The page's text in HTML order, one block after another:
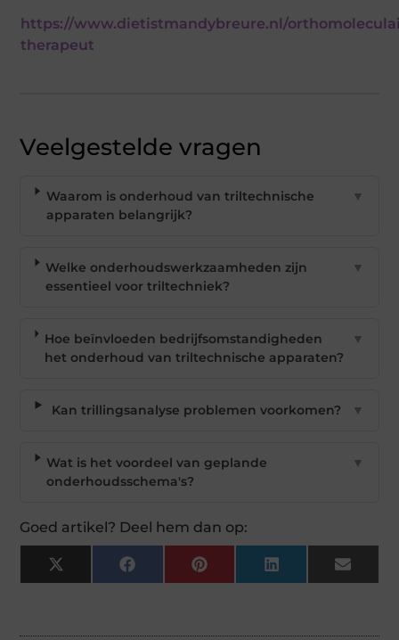
https://www.dietistmandybreure.nl/
therapeut
Veelgestelde vragen
Waarom is onderhoud van triltechnische
apparaten belangrijk?
▼
Welke onderhoudswerkzaamheden zijn
essentieel voor triltechniek?
▼
Hoe beïnvloeden bedrijfsomstandigheden
het onderhoud van triltechnische apparaten?
▼
Kan trillingsanalyse problemen voorkomen? ▼
Wat is het voordeel van geplande
onderhoudsschema's?
▼
Goed artikel? Deel hem dan op:
X
(Twitter)
Facebook Pinterest LinkedIn Email